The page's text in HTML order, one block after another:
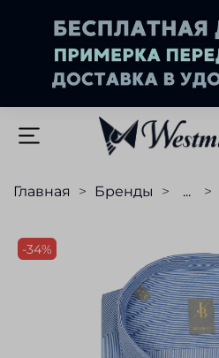
Главная Бренды ...
-34%